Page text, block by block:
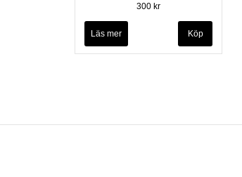
300 kr
Läs mer